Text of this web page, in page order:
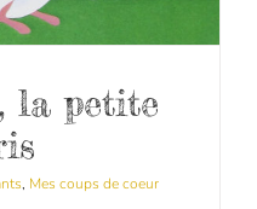
la petite
, Mes coups de coeur